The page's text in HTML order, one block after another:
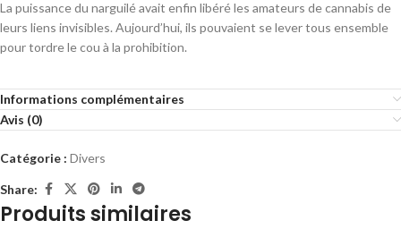
La puissance du narguilé avait enfin libéré les amateurs de cannabis de
leurs liens invisibles. Aujourd’hui, ils pouvaient se lever tous ensemble
pour tordre le cou à la prohibition.
Informations complémentaires
Avis (0)
Catégorie : Divers
Share:
Produits similaires